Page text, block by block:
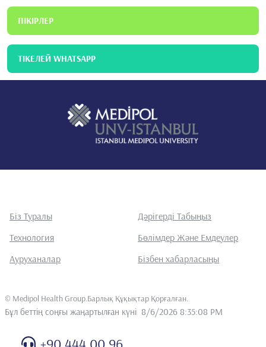
ПІКІРЛЕР
ТІКЕЛЕЙ WHATSAPP
Біз Туралы
Дәрігерді Табыңыз
Технология
Бөлімдер Және Емдеулер
Ауруханалар
Бізбен хабарласыңы
© Medipol Health Group.Барлық Құқықтар Қорғалған
Бұл беттің соңғы жаңартылған күні 8/6/2026 8:35:08 PM
+90 444 00 96